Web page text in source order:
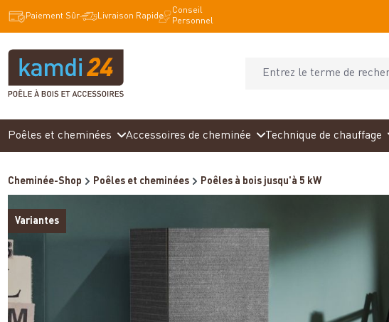
Passer à la navigation principale
Paiement Sûr Livraison Rapide
Conseil
Personnel
Poêles et cheminées Accessoires de cheminée Technique de chauffage
Cheminée-Shop Poêles et cheminées Poêles à bois jusqu'à 5 kW
Variantes